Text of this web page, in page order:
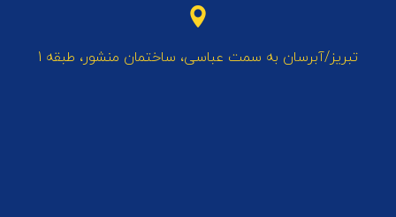
تبریز/آبرسان به سمت عباسی، ساختمان منشور، طبقه 1